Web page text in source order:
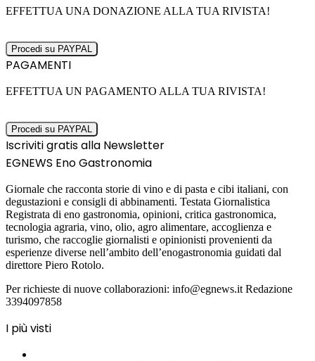
EFFETTUA UNA DONAZIONE ALLA TUA RIVISTA!
PAGAMENTI
EFFETTUA UN PAGAMENTO ALLA TUA RIVISTA!
Iscriviti gratis alla Newsletter
EGNEWS Eno Gastronomia
Giornale che racconta storie di vino e di pasta e cibi italiani, con
degustazioni e consigli di abbinamenti. Testata Giornalistica
Registrata di eno gastronomia, opinioni, critica gastronomica,
tecnologia agraria, vino, olio, agro alimentare, accoglienza e
turismo, che raccoglie giornalisti e opinionisti provenienti da
esperienze diverse nell’ambito dell’enogastronomia guidati dal
direttore Piero Rotolo.
Per richieste di nuove collaborazioni: info@egnews.it Redazione
3394097858
I più visti